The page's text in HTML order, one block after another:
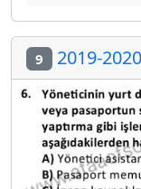
9 2019-